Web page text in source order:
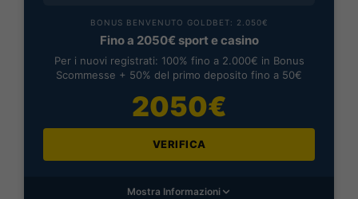
BONUS BENVENUTO GOLDBET: 2.050€
Fino a 2050€ sport e casino
Per i nuovi registrati: 100% fino a 2.000€ in Bonus
Scommesse + 50% del primo deposito fino a 50€
2050€
VERIFICA
Mostra Informazioni